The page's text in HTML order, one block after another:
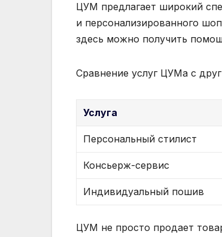
ЦУМ предлагает широкий
и персонализированного
здесь можно получить
Сравнение услуг ЦУМа с
Услуга
Персональный стилист
Консьерж-сервис
Индивидуальный пошив
ЦУМ не просто продает